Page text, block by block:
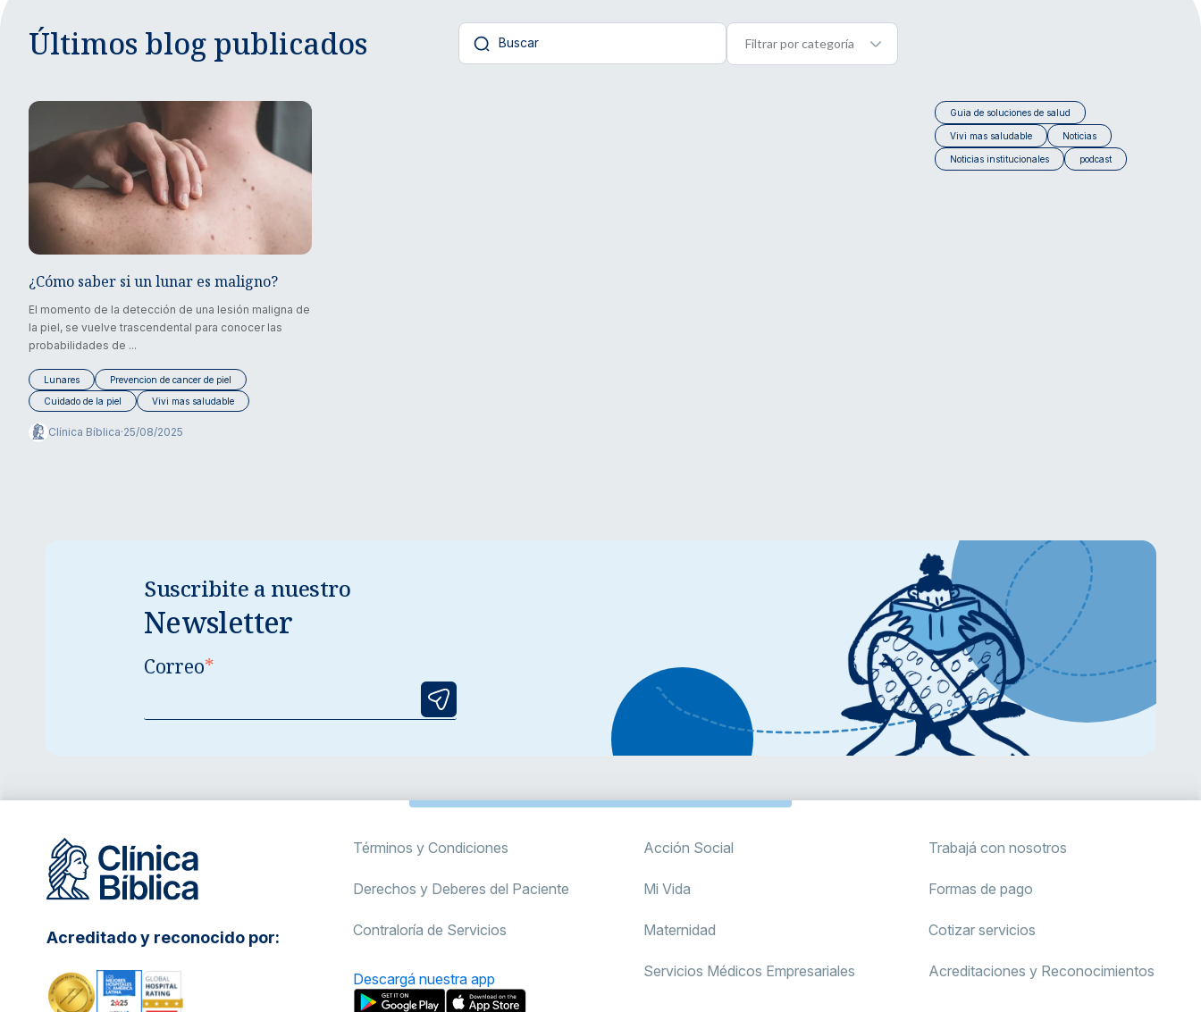
Últimos blog publicados
¿Cómo saber si un lunar es maligno?
El momento de la detección de una lesión maligna de
la piel, se vuelve trascendental para conocer las
probabilidades de ...
Lunares
Prevencion de cancer de piel
Cuidado de la piel
Vivi mas saludable
Clínica Bíblica·25/08/2025
Guia de soluciones de salud
Vivi mas saludable Noticias
Noticias institucionales podcast
Suscribite a nuestro
Newsletter
Correo*
Acreditado y reconocido por:
Términos y Condiciones
Derechos y Deberes del Paciente
Contraloría de Servicios
Descargá nuestra app
Acción Social
Mi Vida
Maternidad
Servicios Médicos Empresariales
Trabajá con nosotros
Formas de pago
Cotizar servicios
Acreditaciones y Reconocimientos